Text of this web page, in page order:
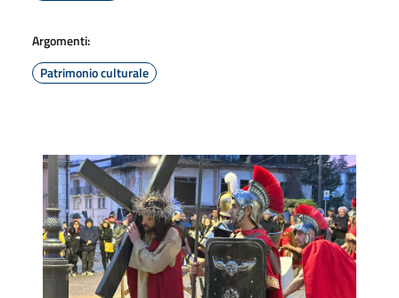
Argomenti:
Patrimonio culturale